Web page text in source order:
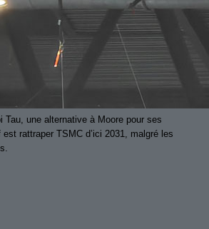
Tau, une alternative à Moore pour ses
est rattraper TSMC d’ici 2031, malgré les